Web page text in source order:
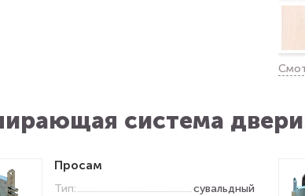
система
Просам
Тип:
сувальдный